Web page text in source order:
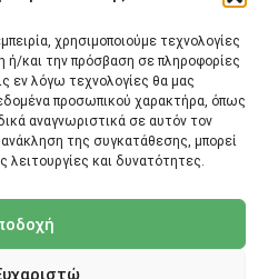
χρησιμοποιούμε τεχνολογίες
ή/και την πρόσβαση σε πληροφορίες
εν λόγω τεχνολογίες θα μας
προσωπικού χαρακτήρα, όπως
αναγνωριστικά σε αυτόν τον
της συγκατάθεσης, μπορεί
λειτουργίες και δυνατότητες.